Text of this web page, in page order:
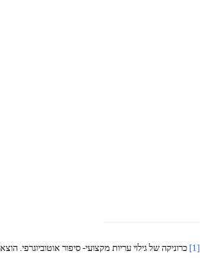
[1] כרוניקה של גילוי עריות מקצועי- סיפור אוטוביוגרפי. הוצאת